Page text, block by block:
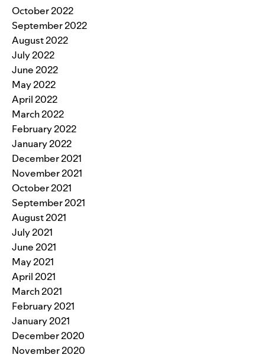
October 2022
September 2022
August 2022
July 2022
June 2022
May 2022
April 2022
March 2022
February 2022
January 2022
December 2021
November 2021
October 2021
September 2021
August 2021
July 2021
June 2021
May 2021
April 2021
March 2021
February 2021
January 2021
December 2020
November 2020